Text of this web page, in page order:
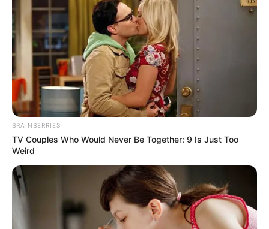
Προσφέρετε ενημέρωση για την Πολιτική και την
Οικονομία;
Πού μπορώ να διαβάσω για το πολιτικό παρασκήνιο;
Δημοσιεύετε άρθρα γνώμης και αναλύσεις για την
πολιτική;
Καλύπτετε εκτενώς την οικονομική επικαιρότητα;
Υπάρχει ενημέρωση και πρόγνωση για τον καιρό;
Πώς μαθαίνω άμεσα για δασικές πυρκαγιές και
+
BRAINBERRIES
TV Couples Who Would Never Be Together: 9 Is Just Too
Weird